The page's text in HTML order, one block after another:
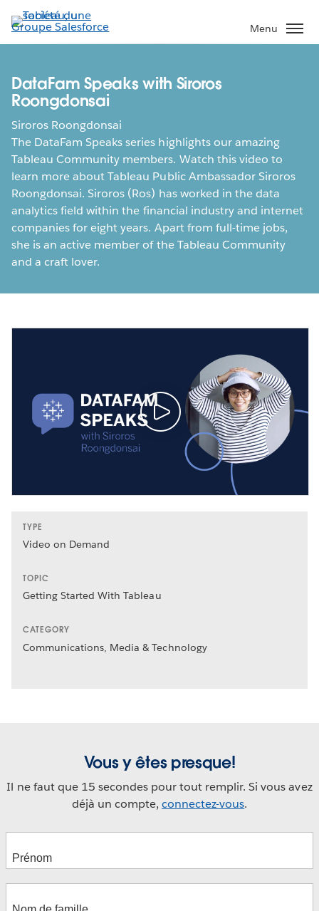
Aller
au
contenu
Menu
DataFam Speaks with Siroros
Roongdonsai
Siroros Roongdonsai
The DataFam Speaks series highlights our amazing
Tableau Community members. Watch this video to
learn more about Tableau Public Ambassador Siroros
Roongdonsai. Siroros (Ros) has worked in the data
analytics field within the financial industry and internet
companies for eight years. Apart from full-time jobs,
she is an active member of the Tableau Community
and a craft lover.
TYPE
Video on Demand
TOPIC
Getting Started With Tableau
CATEGORY
Communications, Media & Technology
Vous y êtes presque!
Il ne faut que 15 secondes pour tout remplir. Si vous avez
déjà un compte, connectez-vous.